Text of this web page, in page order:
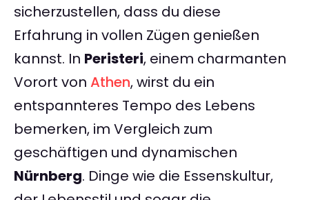
sicherzustellen, dass du diese
Erfahrung in vollen Zügen genießen
kannst. In Peristeri, einem charmanten
Vorort von Athen, wirst du ein
entspannteres Tempo des Lebens
bemerken, im Vergleich zum
geschäftigen und dynamischen
Nürnberg. Dinge wie die Essenskultur,